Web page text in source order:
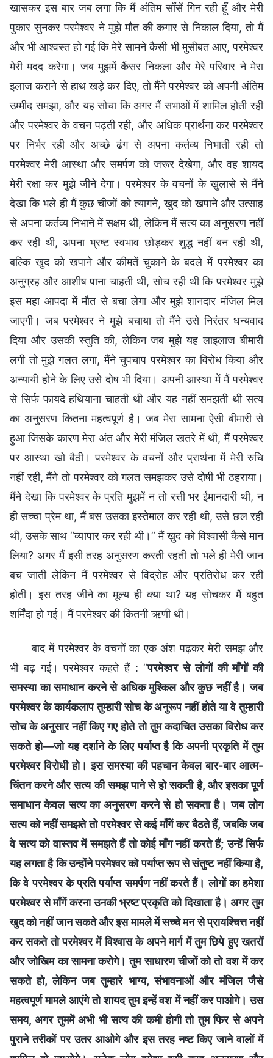
खासकर इस बार जब लगा कि मैं अंतिम साँसें गिन रही हूँ और मेरी
पुकार सुनकर परमेश्वर ने मुझे मौत की कगार से निकाल दिया, तो मैं
और भी आश्वस्त हो गई कि मेरे सामने कैसी भी मुसीबत आए, परमेश्वर
मेरी मदद करेगा। जब मुझमें कैंसर निकला और मेरे परिवार ने मेरा
इलाज कराने से हाथ खड़े कर दिए, तो मैंने परमेश्वर को अपनी अंतिम
उम्मीद समझा, और यह सोचा कि अगर मैं सभाओं में शामिल होती रही
और परमेश्वर के वचन पढ़ती रही, और अधिक प्रार्थना कर परमेश्वर
पर निर्भर रही और अच्छे ढंग से अपना कर्तव्य निभाती रही तो
परमेश्वर मेरी आस्था और समर्पण को जरूर देखेगा, और वह शायद
मेरी रक्षा कर मुझे जीने देगा। परमेश्वर के वचनों के खुलासे से मैंने
देखा कि भले ही मैं कुछ चीजों को त्यागने, खुद को खपाने और उत्साह
से अपना कर्तव्य निभाने में सक्षम थी, लेकिन मैं सत्य का अनुसरण नहीं
कर रही थी, अपना भ्रष्ट स्वभाव छोड़कर शुद्ध नहीं बन रही थी,
बल्कि खुद को खपाने और कीमतें चुकाने के बदले में परमेश्वर का
अनुग्रह और आशीष पाना चाहती थी, सोच रही थी कि परमेश्वर मुझे
इस महा आपदा में मौत से बचा लेगा और मुझे शानदार मंजिल मिल
जाएगी। जब परमेश्वर ने मुझे बचाया तो मैंने उसे निरंतर धन्यवाद
दिया और उसकी स्तुति की, लेकिन जब मुझे यह लाइलाज बीमारी
लगी तो मुझे गलत लगा, मैंने चुपचाप परमेश्वर का विरोध किया और
अन्यायी होने के लिए उसे दोष भी दिया। अपनी आस्था में मैं परमेश्वर
से सिर्फ फायदे हथियाना चाहती थी और यह नहीं समझती थी सत्य
का अनुसरण कितना महत्वपूर्ण है। जब मेरा सामना ऐसी बीमारी से
हुआ जिसके कारण मेरा अंत और मेरी मंजिल खतरे में थी, मैं परमेश्वर
पर आस्था खो बैठी। परमेश्वर के वचनों और प्रार्थना में मेरी रुचि
नहीं रही, मैंने तो परमेश्वर को गलत समझकर उसे दोषी भी ठहराया।
मैंने देखा कि परमेश्वर के प्रति मुझमें न तो रत्ती भर ईमानदारी थी, न
ही सच्चा प्रेम था, मैं बस उसका इस्तेमाल कर रही थी, उसे छल रही
थी, उसके साथ “व्यापार कर रही थी।” मैं खुद को विश्वासी कैसे मान
लिया? अगर मैं इसी तरह अनुसरण करती रहती तो भले ही मेरी जान
बच जाती लेकिन मैं परमेश्वर से विद्रोह और प्रतिरोध कर रही
होती। इस तरह जीने का मूल्य ही क्या था? यह सोचकर मैं बहुत
शर्मिंदा हो गई। मैं परमेश्वर की कितनी ऋणी थी।
बाद में परमेश्वर के वचनों का एक अंश पढ़कर मेरी समझ और
भी बढ़ गई। परमेश्वर कहते हैं : “परमेश्वर से लोगों की माँगों की
समस्या का समाधान करने से अधिक मुश्किल और कुछ नहीं है। जब
परमेश्वर के कार्यकलाप तुम्हारी सोच के अनुरूप नहीं होते या वे तुम्हारी
सोच के अनुसार नहीं किए गए होते तो तुम कदाचित उसका विरोध कर
सकते हो—जो यह दर्शाने के लिए पर्याप्त है कि अपनी प्रकृति में तुम
परमेश्वर विरोधी हो। इस समस्या की पहचान केवल बार-बार आत्म-
चिंतन करने और सत्य की समझ पाने से हो सकती है, और इसका पूर्ण
समाधान केवल सत्य का अनुसरण करने से हो सकता है। जब लोग
सत्य को नहीं समझते तो परमेश्वर से कई माँगें कर बैठते हैं, जबकि जब
वे सत्य को वास्तव में समझते हैं तो कोई माँग नहीं करते हैं; उन्हें सिर्फ
यह लगता है कि उन्होंने परमेश्वर को पर्याप्त रूप से संतुष्ट नहीं किया है,
कि वे परमेश्वर के प्रति पर्याप्त समर्पण नहीं करते हैं। लोगों का हमेशा
परमेश्वर से माँगें करना उनकी भ्रष्ट प्रकृति को दिखाता है। अगर तुम
खुद को नहीं जान सकते और इस मामले में सच्चे मन से प्रायश्चित्त नहीं
कर सकते तो परमेश्वर में विश्वास के अपने मार्ग में तुम छिपे हुए खतरों
और जोखिम का सामना करोगे। तुम साधारण चीजों को तो वश में कर
सकते हो, लेकिन जब तुम्हारे भाग्य, संभावनाओं और मंजिल जैसे
महत्वपूर्ण मामले आएंगे तो शायद तुम इन्हें वश में नहीं कर पाओगे। उस
समय, अगर तुममें अभी भी सत्य की कमी होगी तो तुम फिर से अपने
पुराने तरीकों पर उतर आओगे और इस तरह नष्ट किए जाने वालों में